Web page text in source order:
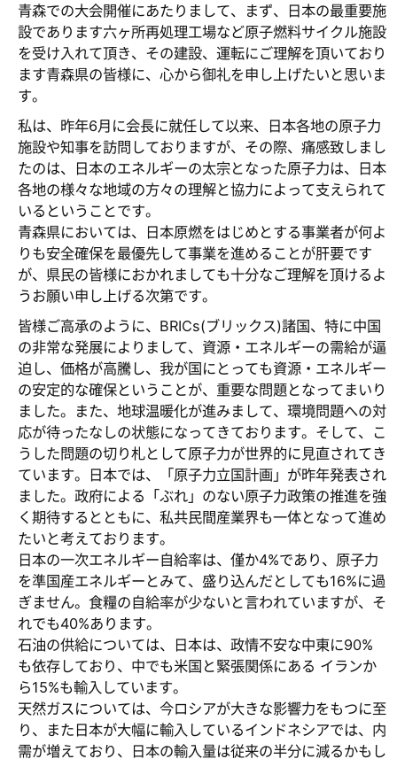
青森での大会開催にあたりまして、まず、日本の最重要施
設であります六ヶ所再処理工場など原子燃料サイクル施設
を受け入れて頂き、その建設、運転にご理解を頂いており
ます青森県の皆様に、心から御礼を申し上げたいと思いま
す。
私は、昨年6月に会長に就任して以来、日本各地の原子力
施設や知事を訪問しておりますが、その際、痛感致しまし
たのは、日本のエネルギーの太宗となった原子力は、日本
各地の様々な地域の方々の理解と協力によって支えられて
いるということです。
青森県においては、日本原燃をはじめとする事業者が何よ
りも安全確保を最優先して事業を進めることが肝要です
が、県民の皆様におかれましても十分なご理解を頂けるよ
うお願い申し上げる次第です。
皆様ご高承のように、BRICs(ブリックス)諸国、特に中国
の非常な発展によりまして、資源・エネルギーの需給が逼
迫し、価格が高騰し、我が国にとっても資源・エネルギー
の安定的な確保ということが、重要な問題となってまいり
ました。また、地球温暖化が進みまして、環境問題への対
応が待ったなしの状態になってきております。そして、こ
うした問題の切り札として原子力が世界的に見直されてき
ています。日本では、「原子力立国計画」が昨年発表され
ました。政府による「ぶれ」のない原子力政策の推進を強
く期待するとともに、私共民間産業界も一体となって進め
たいと考えております。
日本の一次エネルギー自給率は、僅か4%であり、原子力
を準国産エネルギーとみて、盛り込んだとしても16%に過
ぎません。食糧の自給率が少ないと言われていますが、そ
れでも40%あります。
石油の供給については、日本は、政情不安な中東に90%
も依存しており、中でも米国と緊張関係にある イランか
ら15%も輸入しています。
天然ガスについては、今ロシアが大きな影響力をもつに至
り、また日本が大幅に輸入しているインドネシアでは、内
需が増えており、日本の輸入量は従来の半分に減るかもし